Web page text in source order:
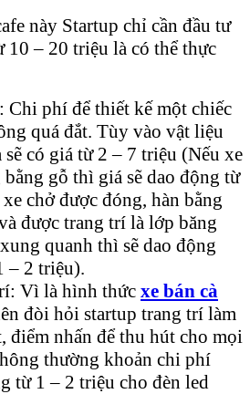
này Startup chỉ cần đầu tư
10 – 20 triệu là có thể thực
Chi phí để thiết kế một chiếc
quá đắt. Tùy vào vật liệu
có giá từ 2 – 7 triệu (Nếu xe
gỗ thì giá sẽ dao động từ
chở được đóng, hàn bằng
được trang trí là lớp băng
quanh thì sẽ dao động
– 2 triệu).
Vì là hình thức xe bán cà
đòi hỏi startup trang trí làm
điểm nhấn để thu hút cho mọi
thường khoản chi phí
từ 1 – 2 triệu cho đèn led